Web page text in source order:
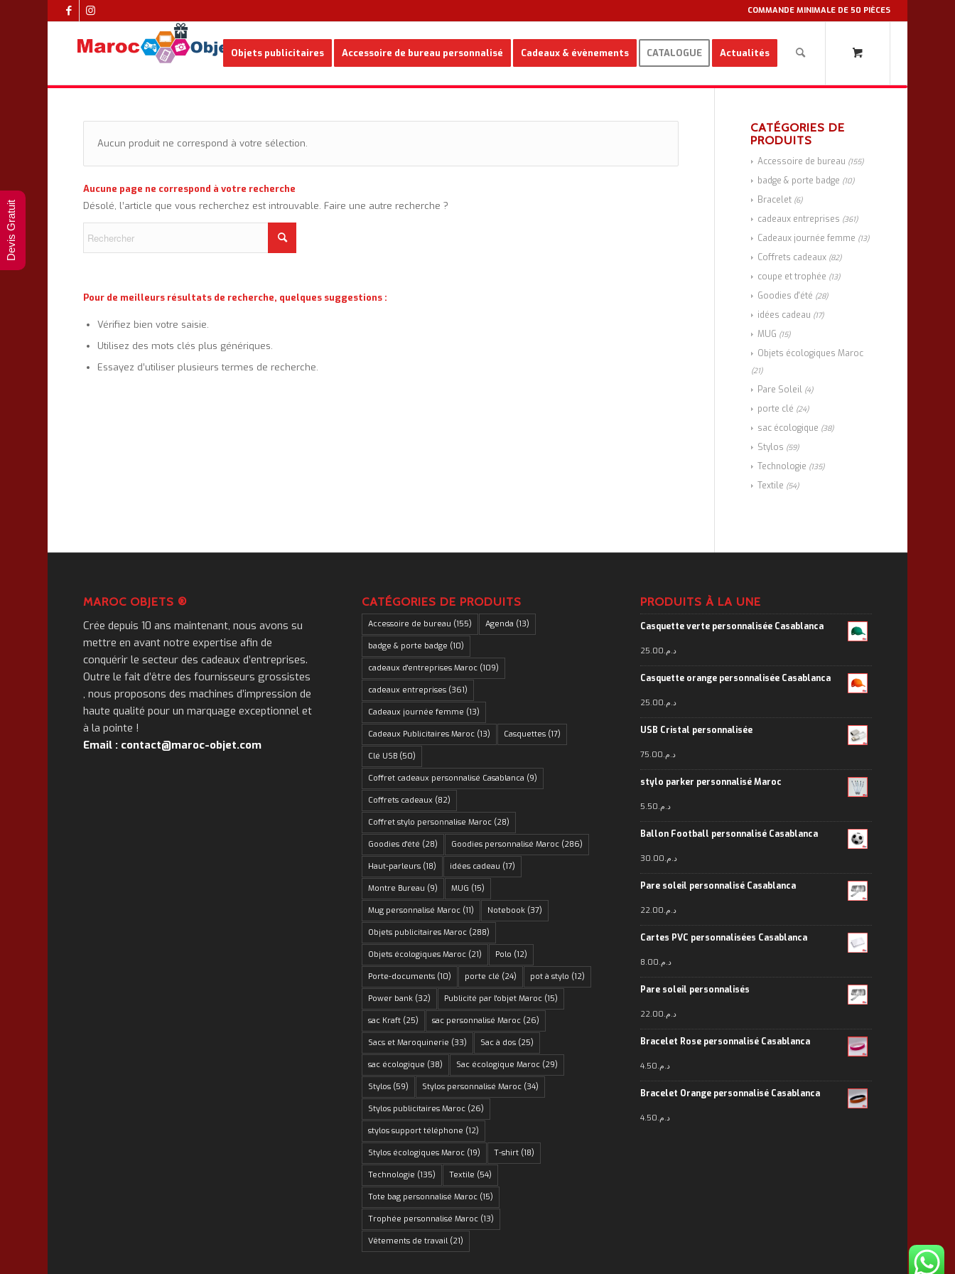
COMMANDE MINIMALE DE 50 PIÈCES
Objets publicitaires Accessoire de bureau personnalisé Cadeaux & évènements CATALOGUE Actualités
Aucun produit ne correspond à votre sélection.
Aucune page ne correspond à votre recherche
Désolé, l’article que vous recherchez est introuvable. Faire une autre recherche ?
Pour de meilleurs résultats de recherche, quelques suggestions :
Vérifiez bien votre saisie.
Utilisez des mots clés plus génériques.
Essayez d’utiliser plusieurs termes de recherche.
CATÉGORIES DE
PRODUITS
Accessoire de bureau (155)
badge & porte badge (10)
Bracelet (6)
cadeaux entreprises (361)
Cadeaux journée femme (13)
Coffrets cadeaux (82)
coupe et trophée (13)
Goodies d'été (28)
idées cadeau (17)
MUG (15)
Objets écologiques Maroc
(21)
Pare Soleil (4)
porte clé (24)
sac écologique (38)
Stylos (59)
Technologie (135)
Textile (54)
MAROC OBJETS ®
Crée depuis 10 ans maintenant, nous avons su
mettre en avant notre expertise afin de
conquérir le secteur des cadeaux d’entreprises.
Outre le fait d’être des fournisseurs grossistes
, nous proposons des machines d’impression de
haute qualité pour un marquage exceptionnel et
à la pointe !
Email : contact@maroc-objet.com
CATÉGORIES DE PRODUITS
Accessoire de bureau (155) Agenda (13)
badge & porte badge (10)
cadeaux d'entreprises Maroc (109)
cadeaux entreprises (361)
Cadeaux journée femme (13)
Cadeaux Publicitaires Maroc (13) Casquettes (17)
Clé USB (50)
Coffret cadeaux personnalisé Casablanca (9)
Coffrets cadeaux (82)
Coffret stylo personnalise Maroc (28)
Goodies d'été (28) Goodies personnalisé Maroc (286)
Haut-parleurs (18) idées cadeau (17)
Montre Bureau (9) MUG (15)
Mug personnalisé Maroc (11) Notebook (37)
Objets publicitaires Maroc (288)
Objets écologiques Maroc (21) Polo (12)
Porte-documents (10) porte clé (24) pot à stylo (12)
Power bank (32) Publicité par l'objet Maroc (15)
sac Kraft (25) sac personnalisé Maroc (26)
Sacs et Maroquinerie (33) Sac à dos (25)
sac écologique (38) Sac écologique Maroc (29)
Stylos (59) Stylos personnalisé Maroc (34)
Stylos publicitaires Maroc (26)
stylos support téléphone (12)
Stylos écologiques Maroc (19) T-shirt (18)
Technologie (135) Textile (54)
Tote bag personnalisé Maroc (15)
Trophée personnalisé Maroc (13)
Vêtements de travail(21)
PRODUITS À LA UNE
Casquette verte personnalisée Casablanca
د.م.25.00
Casquette orange personnalisée Casablanca
د.م.25.00
USB Cristal personnalisée
د.م.75.00
stylo parker personnalisé Maroc
د.م.5.50
Ballon Football personnalisé Casablanca
د.م.30.00
Pare soleil personnalisé Casablanca
د.م.22.00
Cartes PVC personnalisées Casablanca
د.م.8.00
Pare soleil personnalisés
د.م.22.00
Bracelet Rose personnalisé Casablanca
د.م.4.50
Bracelet Orange personnalisé Casablanca
د.م.4.50
Devis Gratuit